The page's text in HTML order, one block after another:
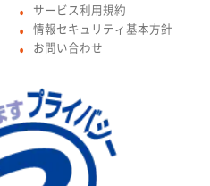
● サービス利用規約
● 情報セキュリティ基本方針
● お問い合わせ